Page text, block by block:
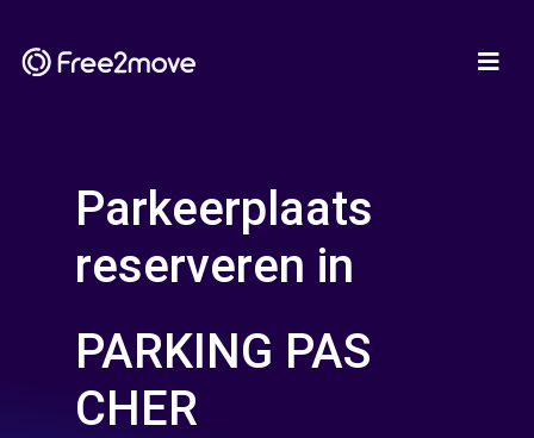
Parkeerplaats
reserveren in
PARKING PAS
CHER